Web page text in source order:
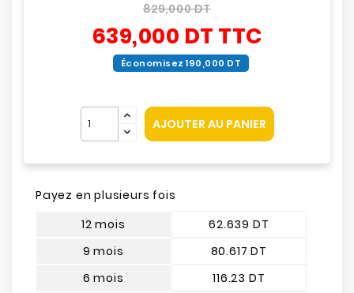
829,000 DT
639,000 DT TTC
Économisez 190,000 DT
AJOUTER AU PANIER
Payez en plusieurs fois
12 mois
9 mois
6 mois
62.639 DT
80.617 DT
116.23 DT